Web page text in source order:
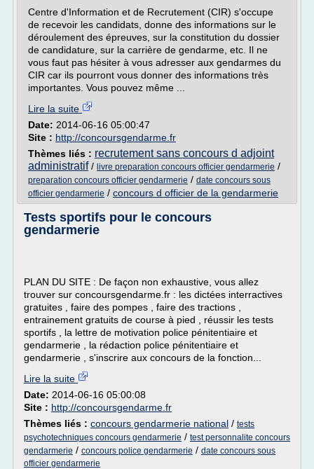
Centre d'Information et de Recrutement (CIR) s'occupe
de recevoir les candidats, donne des informations sur le
déroulement des épreuves, sur la constitution du dossier
de candidature, sur la carrière de gendarme, etc. Il ne
vous faut pas hésiter à vous adresser aux gendarmes du
CIR car ils pourront vous donner des informations très
importantes. Vous pouvez même ...
Lire la suite
Date: 2014-06-16 05:00:47
Site : http://concoursgendarme.fr
Thèmes liés : recrutement sans concours d adjoint
administratif/ livre preparation concours officier gendarmerie /
preparation concours officier gendarmerie / date concours sous
officier gendarmerie / concours d officier de la gendarmerie
Tests sportifs pour le concours
gendarmerie
PLAN DU SITE : De façon non exhaustive, vous allez
trouver sur concoursgendarme.fr : les dictées interractives
gratuites , faire des pompes , faire des tractions ,
entrainement gratuits de course à pied , réussir les tests
sportifs , la lettre de motivation police pénitentiaire et
gendarmerie , la rédaction police pénitentiaire et
gendarmerie , s'inscrire aux concours de la fonction...
Lire la suite
Date: 2014-06-16 05:00:08
Site : http://concoursgendarme.fr
Thèmes liés : concours gendarmerie national / tests
psychotechniques concours gendarmerie / test personnalite concours
gendarmerie / concours police gendarmerie / date concours sous
officier gendarmerie